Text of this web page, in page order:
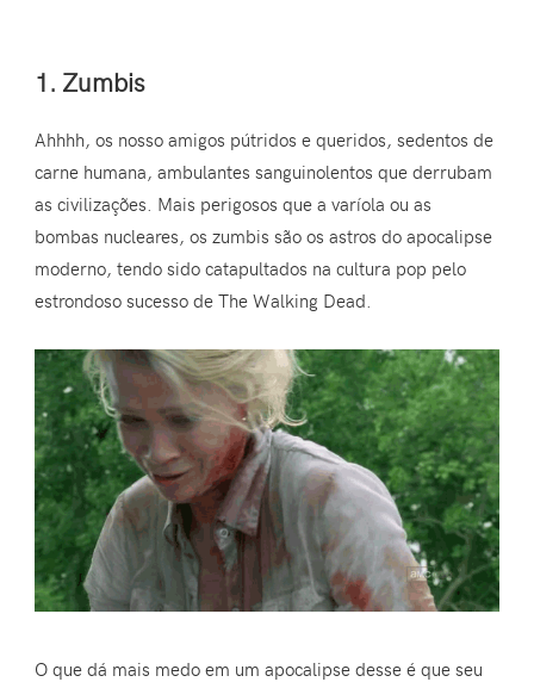
1. Zumbis
Ahhhh, os nosso amigos pútridos e queridos, sedentos de
carne humana, ambulantes sanguinolentos que derrubam
as civilizações. Mais perigosos que a varíola ou as
bombas nucleares, os zumbis são os astros do apocalipse
moderno, tendo sido catapultados na cultura pop pelo
estrondoso sucesso de The Walking Dead.
O que dá mais medo em um apocalipse desse é que seu